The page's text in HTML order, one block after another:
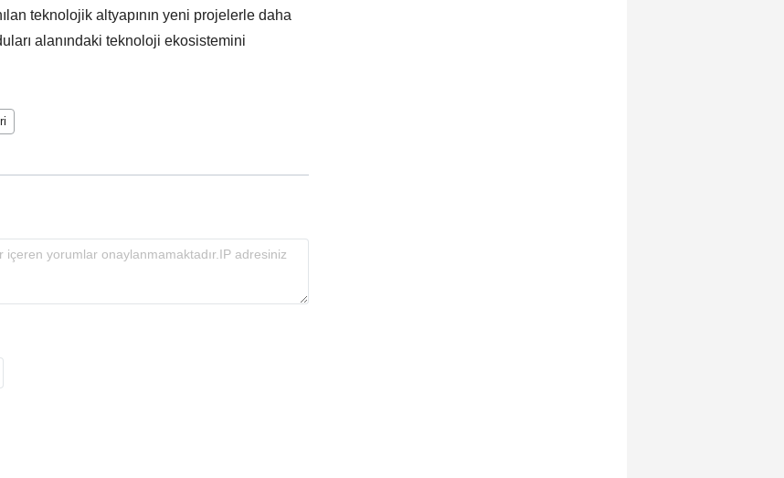
teknolojik altyapının yeni projelerle daha
alanındaki teknoloji ekosistemini